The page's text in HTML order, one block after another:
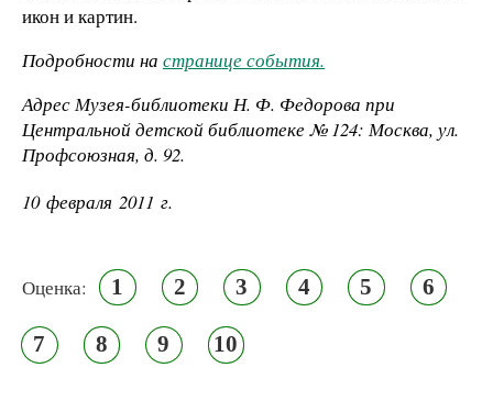
икон и картин.
Подробности на странице события.
Адрес Музея-библиотеки Н. Ф. Федорова при
Центральной детской библиотеке № 124: Москва, ул.
Профсоюзная, д. 92.
10 февраля 2011 г.
Оценка: 1 2 3 4 5 6
7 8 9 10